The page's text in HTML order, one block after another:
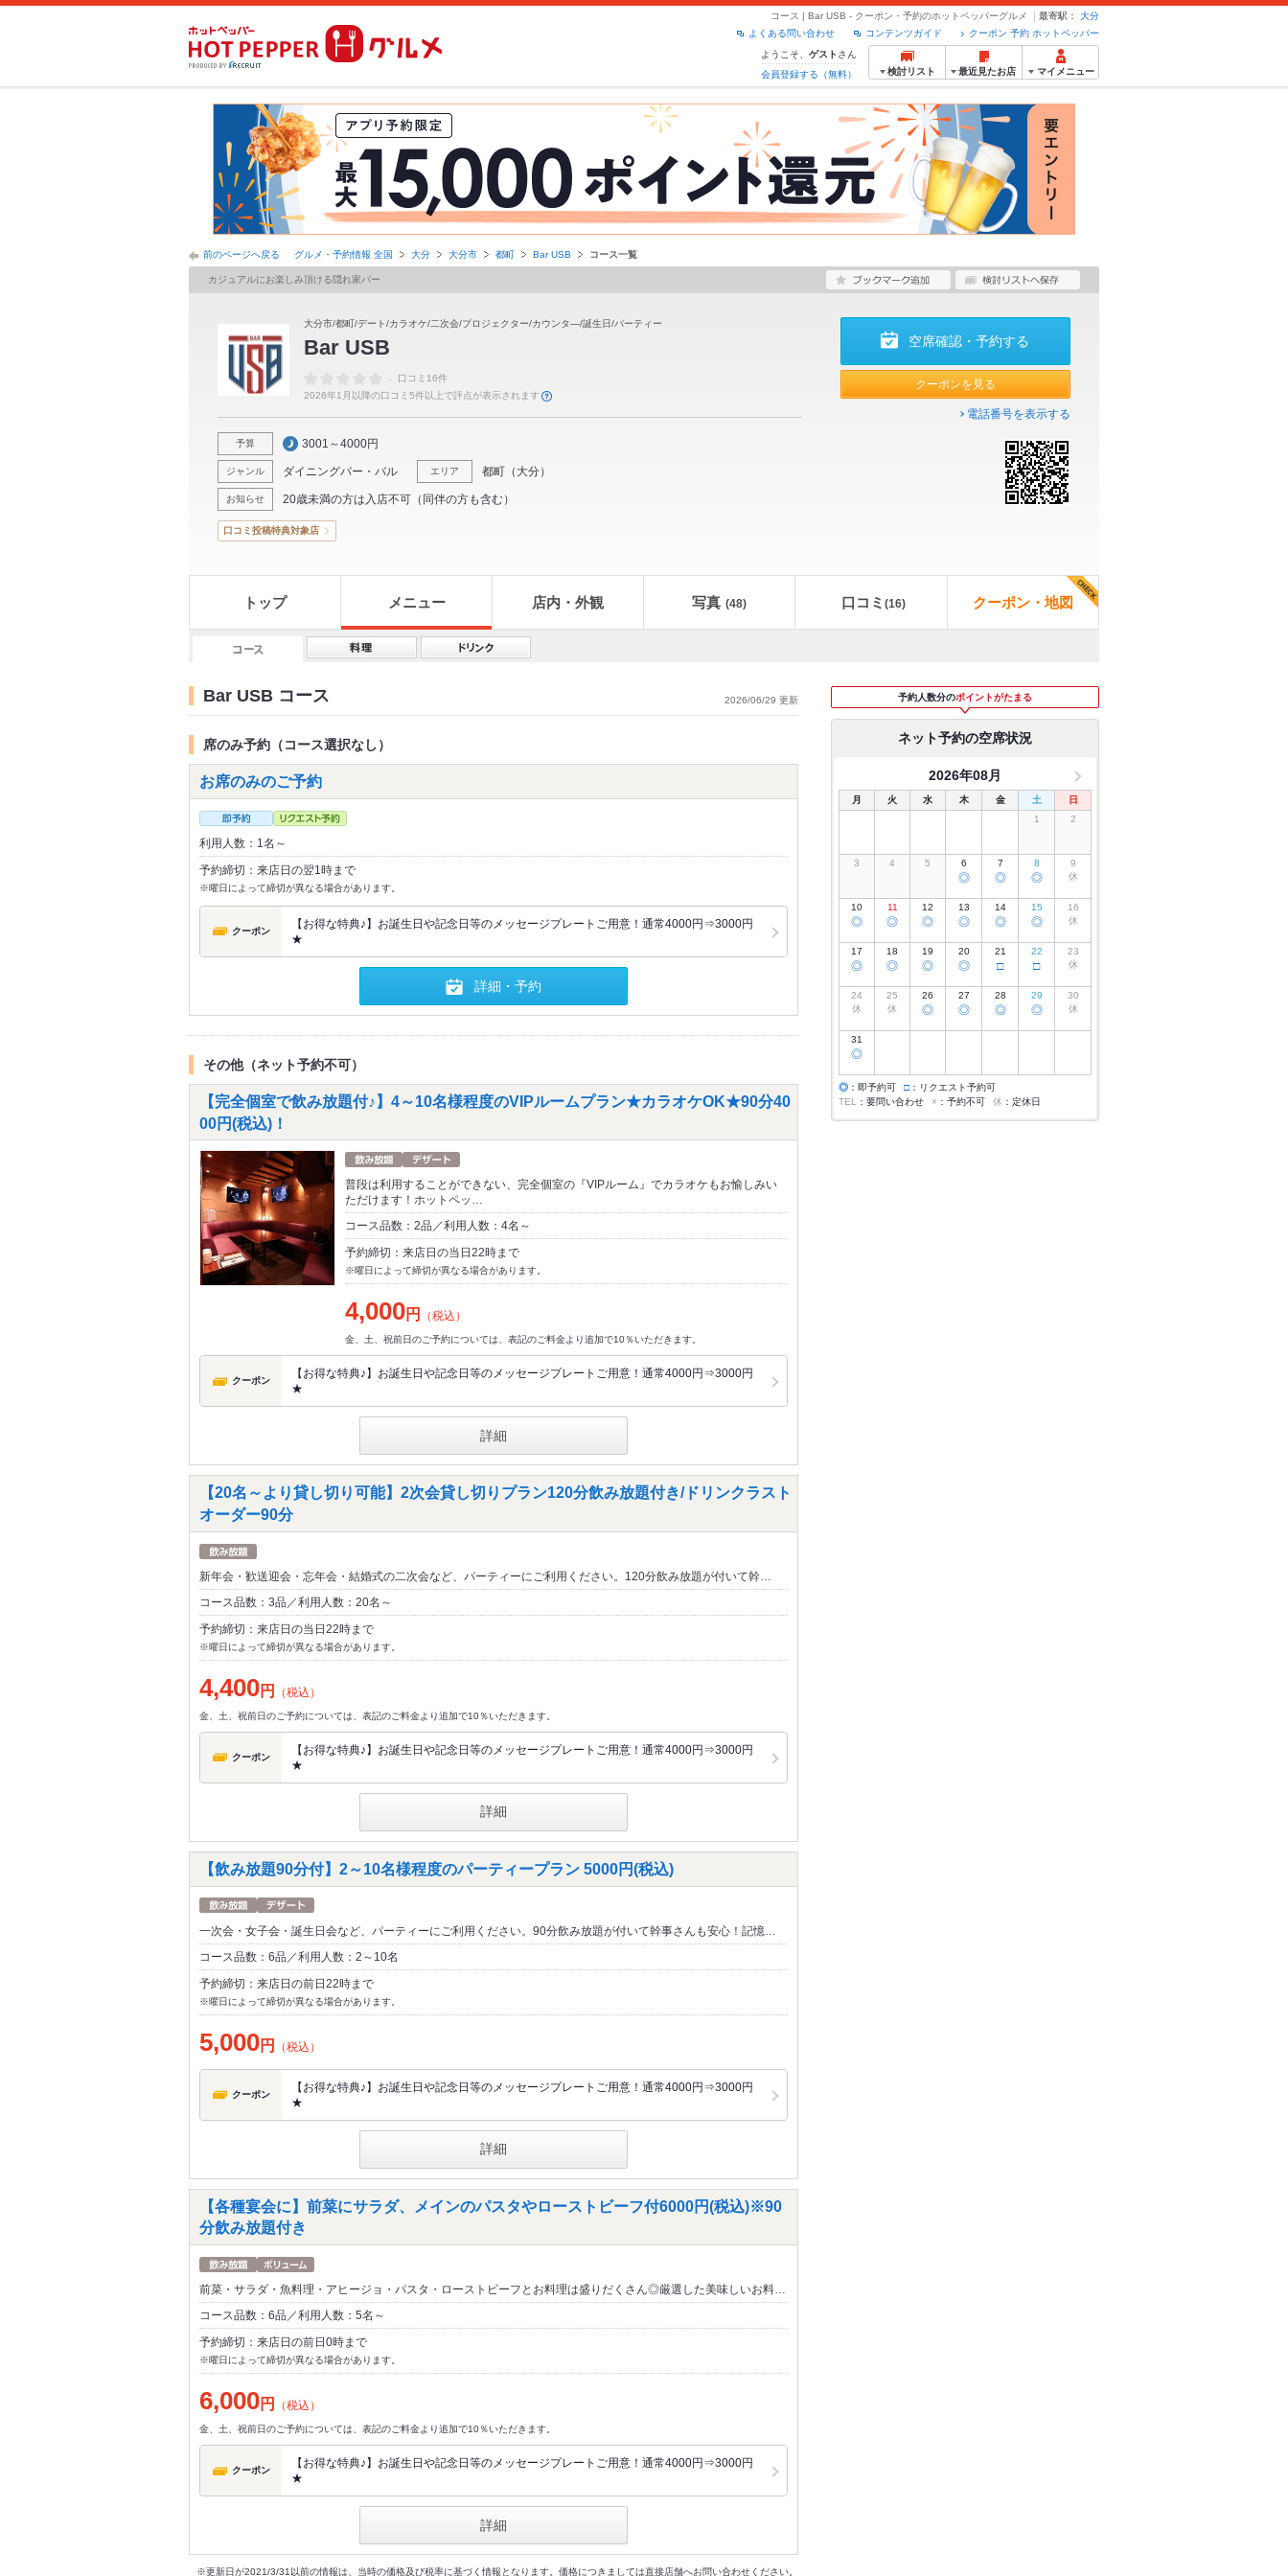
コース | Bar USB - クーポン・予約のホットペッパーグルメ 最寄駅：
大分
クーポン 予約 ホットペッパー
コンテンツガイド
よくある問い合わせ
ようこそ、 ゲスト さん
会員登録する（無料）
検討リスト 最近見たお店 マイメニュー
前のページへ戻る グルメ・予約情報 全国 大分 大分市 都町 Bar USB コース一覧
カジュアルにお楽しみ頂ける隠れ家バー
大分市/都町/デート/カラオケ/二次会/プロジェクター/カウンタ―/誕生日/パーティー
Bar USB
口コミ16件
2026年1月以降の口コミ5件以上で評点が表示されます
予算 3001～4000円
ジャンル ダイニングバー・バル エリア 都町 （ 大分）
お知らせ 20歳未満の方は入店不可（同伴の方も含む）
空席確認・予約する
クーポンを見る
電話番号を表示する
口コミ投稿特典対象店
トップ メニュー 店内・外観 写真 (48) 口コミ (16) クーポン・地図
Bar USB コース 2026/06/29 更新
席のみ予約（コース選択なし）
お席のみのご予約
利用人数：1名～
予約締切：来店日の翌1時まで
※曜日によって締切が異なる場合があります。
クーポン
【お得な特典♪】お誕生日や記念日等のメッセージプレートご用意！通常4000円⇒3000円
★
詳細・予約
その他（ネット予約不可）
【完全個室で飲み放題付♪】4～10名様程度のVIPルームプラン★カラオケOK★90分40
00円(税込)！
普段は利用することができない、完全個室の『VIPルーム』でカラオケもお愉しみい
ただけます！ホットペッ…
コース品数：2品／利用人数：4名～
予約締切：来店日の当日22時まで
※曜日によって締切が異なる場合があります。
4,000円 （税込）
金、土、祝前日のご予約については、表記のご料金より追加で10％いただきます。
クーポン
【お得な特典♪】お誕生日や記念日等のメッセージプレートご用意！通常4000円⇒3000円
★
詳細
【20名～より貸し切り可能】2次会貸し切りプラン120分飲み放題付き/ドリンクラスト
オーダー90分
新年会・歓送迎会・忘年会・結婚式の二次会など、パーティーにご利用ください。120分飲み放題が付いて幹…
コース品数：3品／利用人数：20名～
予約締切：来店日の当日22時まで
※曜日によって締切が異なる場合があります。
4,400円 （税込）
金、土、祝前日のご予約については、表記のご料金より追加で10％いただきます。
クーポン
【お得な特典♪】お誕生日や記念日等のメッセージプレートご用意！通常4000円⇒3000円
★
詳細
【飲み放題90分付】2～10名様程度のパーティープラン 5000円(税込)
一次会・女子会・誕生日会など、パーティーにご利用ください。90分飲み放題が付いて幹事さんも安心！記憶…
コース品数：6品／利用人数：2～10名
予約締切：来店日の前日22時まで
※曜日によって締切が異なる場合があります。
5,000円 （税込）
クーポン
【お得な特典♪】お誕生日や記念日等のメッセージプレートご用意！通常4000円⇒3000円
★
詳細
【各種宴会に】前菜にサラダ、メインのパスタやローストビーフ付6000円(税込)※90
分飲み放題付き
前菜・サラダ・魚料理・アヒージョ・パスタ・ローストビーフとお料理は盛りだくさん◎厳選した美味しいお料…
コース品数：6品／利用人数：5名～
予約締切：来店日の前日0時まで
※曜日によって締切が異なる場合があります。
6,000円 （税込）
金、土、祝前日のご予約については、表記のご料金より追加で10％いただきます。
クーポン
【お得な特典♪】お誕生日や記念日等のメッセージプレートご用意！通常4000円⇒3000円
★
詳細
※更新日が2021/3/31以前の情報は、当時の価格及び税率に基づく情報となります。価格につきましては直接店舗へお問い合わせください。
予約人数分のポイントがたまる
ネット予約の空席状況
2026年08月
月 火 水 木 金 土
日
1
2
3 4 5 6
◎
7
◎
8
◎
9
休
10
◎
11
◎
12
◎
13
◎
14
◎
15
◎
16
休
17
◎
18
◎
19
◎
20
◎
21
□
22
□
23
休
24
休
25
休
26
◎
27
◎
28
◎
29
◎
30
休
31
◎
◎ ：即予約可 □ ：リクエスト予約可
TEL
：要問い合わせ × ：予約不可 休 ：定休日